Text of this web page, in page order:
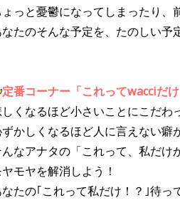
ょっと憂鬱になってしまったり
たのそんな予定を、たのしい予
定番コーナー「これってwacciだけ
くなるほど小さいことにこだわ
かしくなるほど人に言えない癖
んなアナタの「これって、私だけ
モヤを解消しよう！
たの｢これって私だけ！？｣待っ